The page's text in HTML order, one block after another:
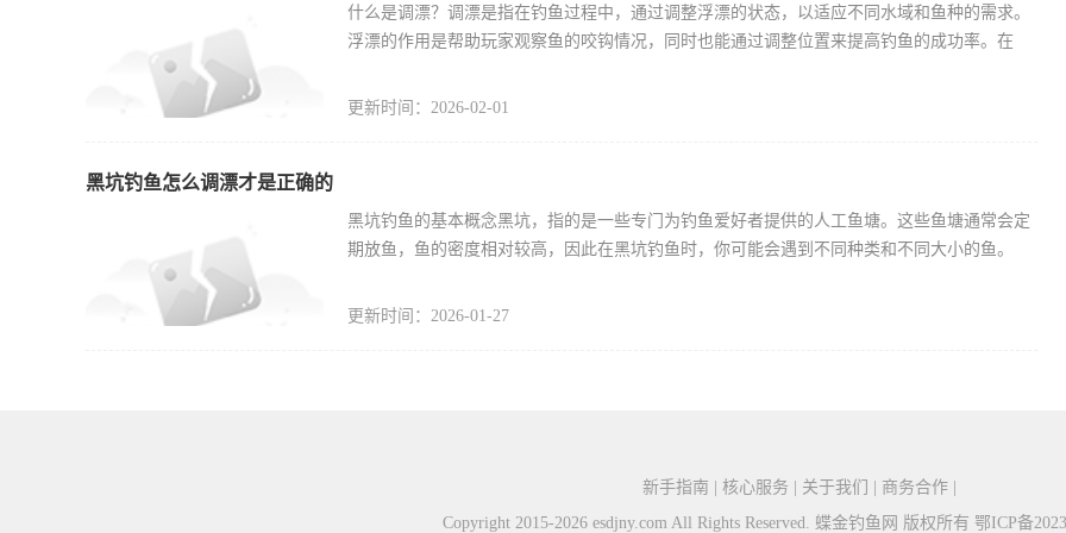
什么是调漂？调漂是指在钓鱼过程中，通过调整浮漂的状态，以适应不同水域和鱼种的需求。
浮漂的作用是帮助玩家观察鱼的咬钩情况，同时也能通过调整位置来提高钓鱼的成功率。在
更新时间：2026-02-01
黑坑钓鱼怎么调漂才是正确的
黑坑钓鱼的基本概念黑坑，指的是一些专门为钓鱼爱好者提供的人工鱼塘。这些鱼塘通常会定
期放鱼，鱼的密度相对较高，因此在黑坑钓鱼时，你可能会遇到不同种类和不同大小的鱼。
更新时间：2026-01-27
新手指南 | 核心服务 | 关于我们 | 商务合作 |
Copyright 2015-2026 esdjny.com All Rights Reserved. 蝶金钓鱼网 版权所有 鄂ICP备